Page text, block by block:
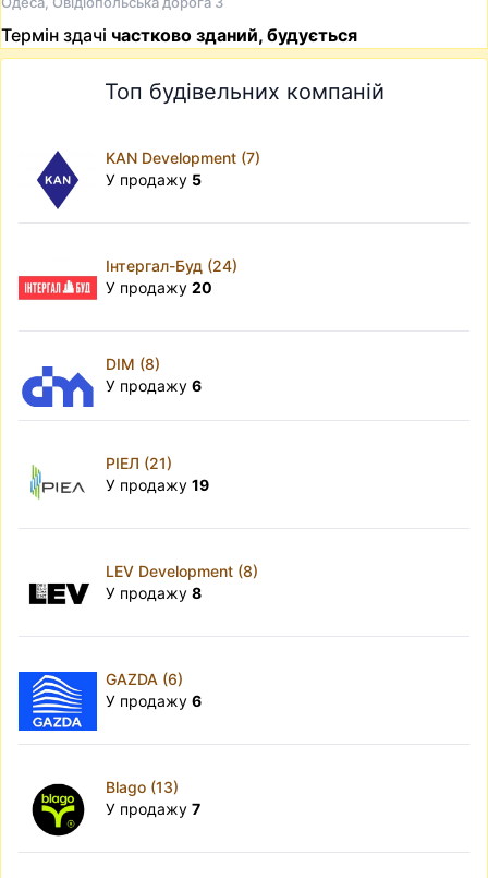
Термін здачі частково зданий, будується
Топ будівельних компаній
KAN Development (7)
У продажу 5
Інтергал-Буд (24)
У продажу 20
DIM (8)
У продажу 6
РІЕЛ (21)
У продажу 19
LEV Development (8)
У продажу 8
GAZDA (6)
У продажу 6
Blago (13)
У продажу 7